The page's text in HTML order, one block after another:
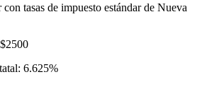
tasas de impuesto estándar de Nueva
$2500
: 6.625%